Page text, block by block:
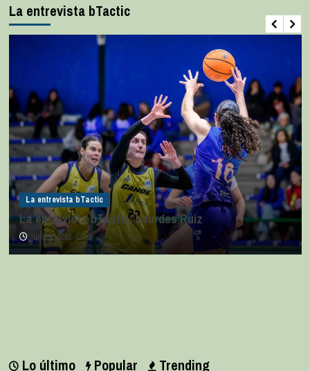
La entrevista bTactic
La entrevista bTactic
La entrevista bTactic: Lourdes Ruiz
julio 11, 2026 0
Lo último Popular Trending